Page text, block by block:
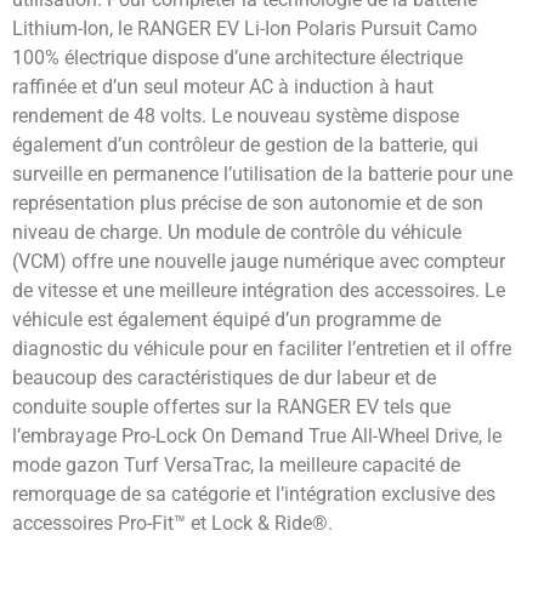
Lithium-Ion, le RANGER EV Li-Ion Polaris Pursuit Camo
100% électrique dispose d’une architecture électrique
raffinée et d’un seul moteur AC à induction à haut
rendement de 48 volts. Le nouveau système dispose
également d’un contrôleur de gestion de la batterie, qui
surveille en permanence l’utilisation de la batterie pour une
représentation plus précise de son autonomie et de son
niveau de charge. Un module de contrôle du véhicule
(VCM) offre une nouvelle jauge numérique avec compteur
de vitesse et une meilleure intégration des accessoires. Le
véhicule est également équipé d’un programme de
diagnostic du véhicule pour en faciliter l’entretien et il offre
beaucoup des caractéristiques de dur labeur et de
conduite souple offertes sur la RANGER EV tels que
l’embrayage Pro-Lock On Demand True All-Wheel Drive, le
mode gazon Turf VersaTrac, la meilleure capacité de
remorquage de sa catégorie et l’intégration exclusive des
accessoires Pro-Fit™ et Lock & Ride®.